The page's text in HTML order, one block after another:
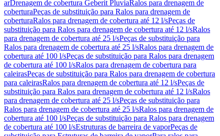
arDrenagem de cobertura Geberit PluviaRalos para drenagem de
coberturaPeças de substituição para Ralos para drenagem de
coberturaRalos para drenagem de cobertura até 12 l/sPeças de
substituição para Ralos para drenagem de cobertura até 12 l/sRalos
para drenagem de cobertura até 25 l/sPeças de substituição para
Ralos para drenagem de cobertura até 25 l/sRalos para drenagem de
cobertura até 100 l/sPeças de substituição para Ralos para drenagem
de cobertura até 100 l/sRalos para drenagem de cobertura para
caleirasPeças de substituição para Ralos para drenagem de cobertura
para caleirasRalos para drenagem de cobertura até 12 l/sPeças de
substituição para Ralos para drenagem de cobertura até 12 l/sRalos
para drenagem de cobertura até 25 l/sPeças de substituição para
Ralos para drenagem de cobertura até 25 l/sRalos para drenagem de
cobertura até 100 l/sPeças de substituição para Ralos para drenagem
de cobertura até 100 l/sEstruturas de barreira de vaporPeças de